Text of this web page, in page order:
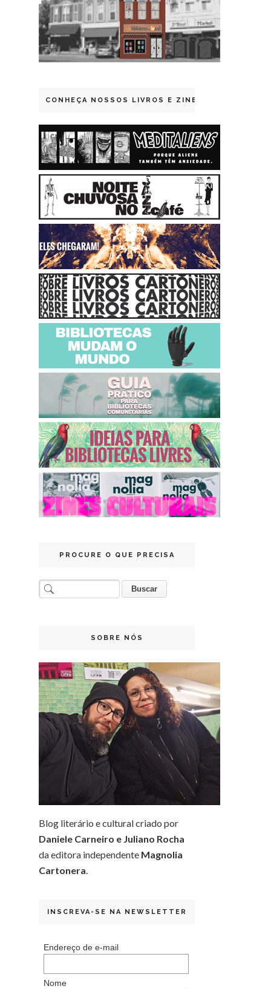
CONHEÇA NOSSOS LIVROS E ZINES
PROCURE O QUE PRECISA
SOBRE NÓS
Blog literário e cultural criado por
Daniele Carneiro e Juliano Rocha
da editora independente Magnolia
Cartonera.
INSCREVA-SE NA NEWSLETTER
Endereço de e-mail
Nome